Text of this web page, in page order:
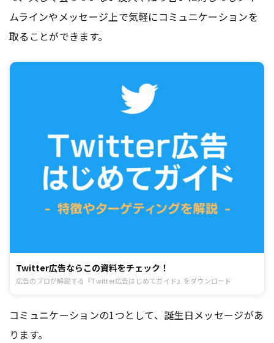
ムラインやメッセージ上で気軽にコミュニケーションを
取ることができます。
Twitter広告ならこの資料をチェック！
広告のプロが解説する『Twitter広告はじめてガイド』をダウンロード
コミュニケーションの1つとして、誕生日メッセージがあ
ります。